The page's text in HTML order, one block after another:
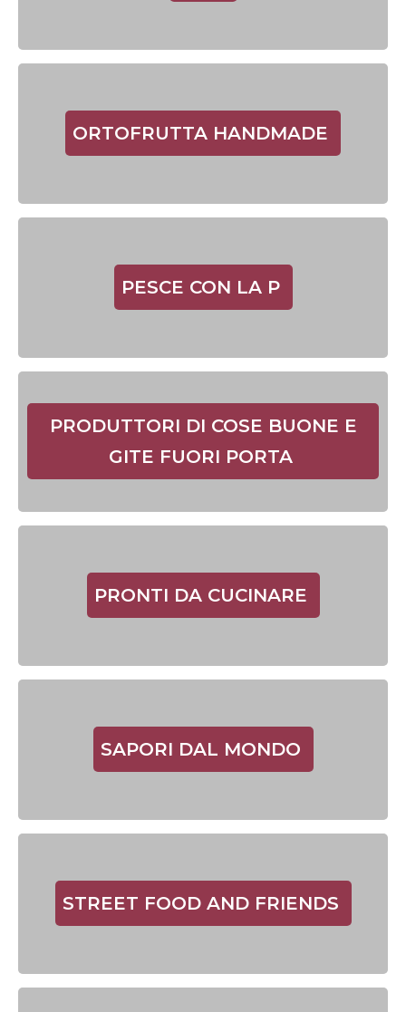
ORTOFRUTTA HANDMADE
PESCE CON LA P
PRODUTTORI DI COSE BUONE E
GITE FUORI PORTA
PRONTI DA CUCINARE
SAPORI DAL MONDO
STREET FOOD AND FRIENDS